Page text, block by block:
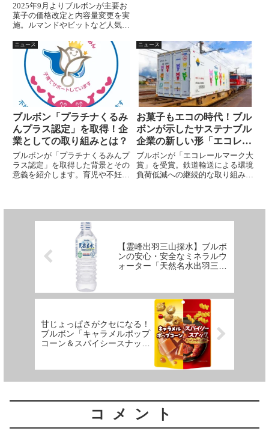
2025年9月よりブルボンが主要お
菓子の価格改定と内容量変更を実
施。ルマンドやビットなど人気商
後の影響を詳しく解説します。
ニュース
ブルボン「プラチナくるみ
んプラス認定」を取得！企
業としての取り組みとは？
ブルボンが「プラチナくるみんプ
ラス認定」を取得した背景とその
意義を紹介します。育児や不妊治
ニュース
お菓子もエコの時代！ブル
ボンが示したサステナブル
企業の新しい形「エコレー
ルマーク大賞」を受賞
ブルボンが「エコレールマーク大
賞」を受賞。鉄道輸送による環境
負荷低減への継続的な取り組みが
【霊峰出羽三山採水】ブルボ
ンの安心・安全なミネラルウ
ォーター「天然名水出羽三山
甘じょっぱさがクセになる！
ブルボン「キャラメルポップ
コーン＆スパイシースナック
コメント